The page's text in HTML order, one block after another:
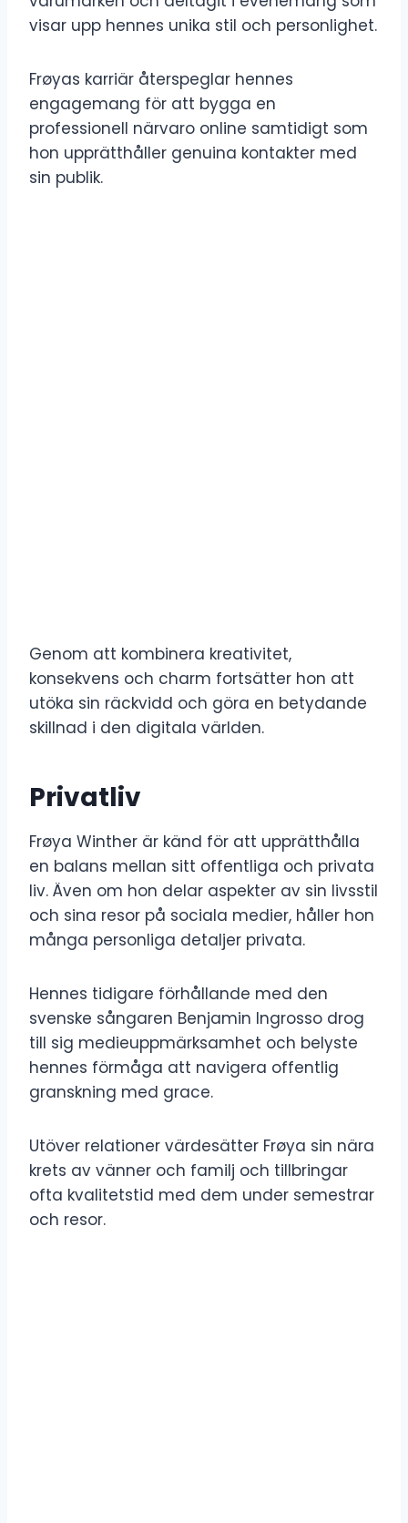
visar upp hennes unika stil och personlighet.
Frøyas karriär återspeglar hennes
engagemang för att bygga en
professionell närvaro online samtidigt som
hon upprätthåller genuina kontakter med
sin publik.
Genom att kombinera kreativitet,
konsekvens och charm fortsätter hon att
utöka sin räckvidd och göra en betydande
skillnad i den digitala världen.
Privatliv
Frøya Winther är känd för att upprätthålla
en balans mellan sitt offentliga och privata
liv. Även om hon delar aspekter av sin livsstil
och sina resor på sociala medier, håller hon
många personliga detaljer privata.
Hennes tidigare förhållande med den
svenske sångaren Benjamin Ingrosso drog
till sig medieuppmärksamhet och belyste
hennes förmåga att navigera offentlig
granskning med grace.
Utöver relationer värdesätter Frøya sin nära
krets av vänner och familj och tillbringar
ofta kvalitetstid med dem under semestrar
och resor.